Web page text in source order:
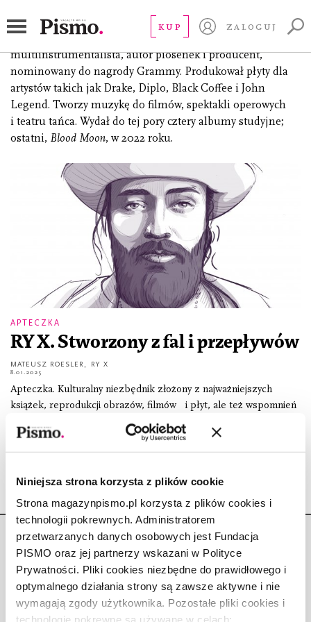
Niniejsza strona korzysta z plików cookie
Strona magazynpismo.pl korzysta z plików cookies i
technologii pokrewnych. Administratorem
przetwarzanych danych osobowych jest Fundacja
PISMO oraz jej partnerzy wskazani w Polityce
Prywatności. Pliki cookies niezbędne do prawidłowego i
optymalnego działania strony są zawsze aktywne i nie
wymagają zgody użytkownika. Pozostałe pliki cookies i
technologie pokrewne są używane w celach:
KUP ZALOGUJ
(ur. 1988), właściwie Ry Cuming, australijski wokalista,
multiinstrumentalista, autor piosenek i producent,
nominowany do nagrody Grammy. Produkował płyty dla
artystów takich jak Drake, Diplo, Black Coffee i John
Legend. Tworzy muzykę do filmów, spektakli operowych
i teatru tańca. Wydał do tej pory cztery albumy studyjne;
ostatni, Blood Moon, w 2022 roku.
APTECZKA
RY X. Stworzony z fal i przepływów
MATEUSZ ROESLER RY X
8.01.2025
Apteczka. Kulturalny niezbędnik złożony z najważniejszych
książek, reprodukcji obrazów, filmów i płyt, ale też wspomnień
o miejscach, formujących doświadczeń. Moich rozmówców i
rozmówczynie pytam o to, co przynosi im spokój,
Copyright © Fundacja Pismo